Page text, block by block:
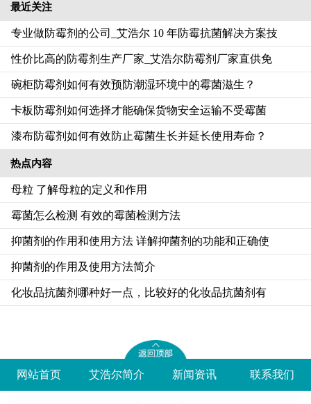
最近关注
专业做防霉剂的公司_艾浩尔 10 年防霉抗菌解决方案技
性价比高的防霉剂生产厂家_艾浩尔防霉剂厂家直供免
碗柜防霉剂如何有效预防潮湿环境中的霉菌滋生？
卡板防霉剂如何选择才能确保货物安全运输不受霉菌
漆布防霉剂如何有效防止霉菌生长并延长使用寿命？
热点内容
母粒 了解母粒的定义和作用
霉菌怎么检测 有效的霉菌检测方法
抑菌剂的作用和使用方法 详解抑菌剂的功能和正确使
抑菌剂的作用及使用方法简介
化妆品抗菌剂哪种好一点，比较好的化妆品抗菌剂有
网站首页 艾浩尔简介 新闻资讯 联系我们